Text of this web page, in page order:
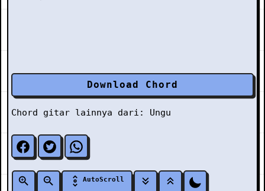
Download Chord
Chord gitar lainnya dari: Ungu
AutoScroll